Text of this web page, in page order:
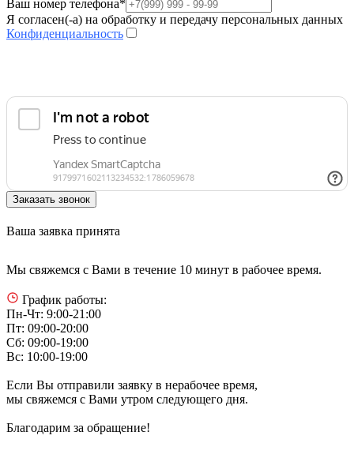
Ваш номер телефона*
Я согласен(-а) на обработку и передачу персональных данных
Конфиденциальность
Ваша заявка принята
Мы свяжемся с Вами в течение 10 минут в рабочее время.
График работы:
Пн-Чт: 9:00-21:00
Пт: 09:00-20:00
Сб: 09:00-19:00
Вс: 10:00-19:00
Если Вы отправили заявку в нерабочее время,
мы свяжемся с Вами утром следующего дня.
Благодарим за обращение!